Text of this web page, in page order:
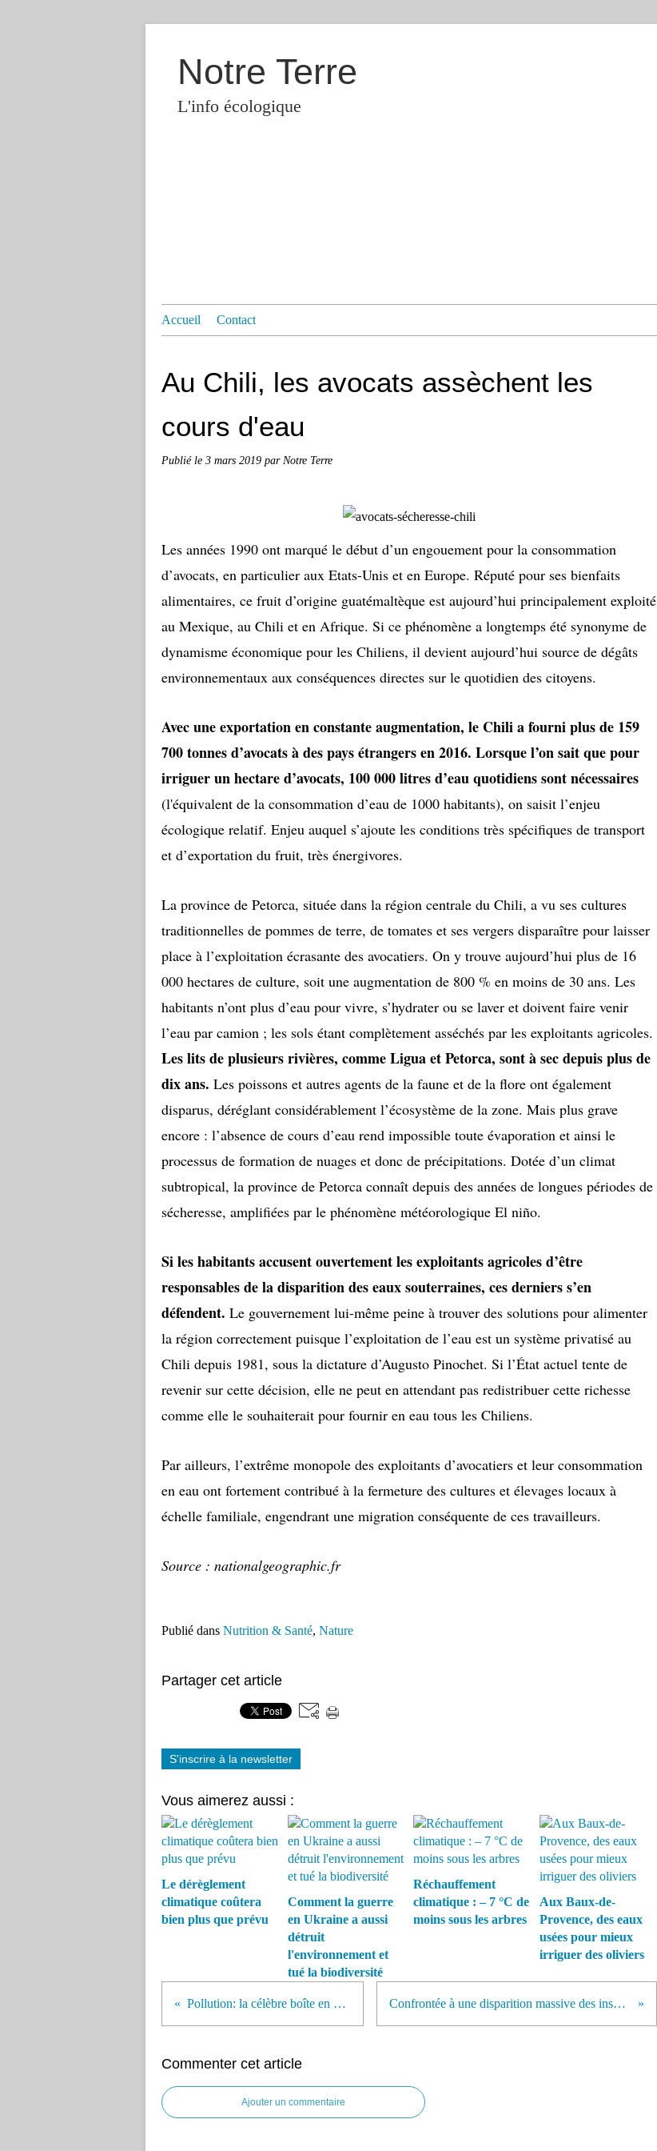
Notre Terre
L'info écologique
Accueil Contact
Au Chili, les avocats assèchent les
cours d'eau
Publié le 3 mars 2019 par Notre Terre
Les années 1990 ont marqué le début d’un engouement pour la consommation
d’avocats, en particulier aux Etats-Unis et en Europe. Réputé pour ses bienfaits
alimentaires, ce fruit d’origine guatémaltèque est aujourd’hui principalement exploité
au Mexique, au Chili et en Afrique. Si ce phénomène a longtemps été synonyme de
dynamisme économique pour les Chiliens, il devient aujourd’hui source de dégâts
environnementaux aux conséquences directes sur le quotidien des citoyens.
Avec une exportation en constante augmentation, le Chili a fourni plus de 159
700 tonnes d’avocats à des pays étrangers en 2016. Lorsque l’on sait que pour
irriguer un hectare d’avocats, 100 000 litres d’eau quotidiens sont nécessaires
(l'équivalent de la consommation d’eau de 1000 habitants), on saisit l’enjeu
écologique relatif. Enjeu auquel s’ajoute les conditions très spécifiques de transport
et d’exportation du fruit, très énergivores.
La province de Petorca, située dans la région centrale du Chili, a vu ses cultures
traditionnelles de pommes de terre, de tomates et ses vergers disparaître pour laisser
place à l’exploitation écrasante des avocatiers. On y trouve aujourd’hui plus de 16
000 hectares de culture, soit une augmentation de 800 % en moins de 30 ans. Les
habitants n’ont plus d’eau pour vivre, s’hydrater ou se laver et doivent faire venir
l’eau par camion ; les sols étant complètement asséchés par les exploitants agricoles.
Les lits de plusieurs rivières, comme Ligua et Petorca, sont à sec depuis plus de
dix ans. Les poissons et autres agents de la faune et de la flore ont également
disparus, déréglant considérablement l’écosystème de la zone. Mais plus grave
encore : l’absence de cours d’eau rend impossible toute évaporation et ainsi le
processus de formation de nuages et donc de précipitations. Dotée d’un climat
subtropical, la province de Petorca connaît depuis des années de longues périodes de
sécheresse, amplifiées par le phénomène météorologique El niño.
Si les habitants accusent ouvertement les exploitants agricoles d’être
responsables de la disparition des eaux souterraines, ces derniers s’en
défendent. Le gouvernement lui-même peine à trouver des solutions pour alimenter
la région correctement puisque l’exploitation de l’eau est un système privatisé au
Chili depuis 1981, sous la dictature d’Augusto Pinochet. Si l’État actuel tente de
revenir sur cette décision, elle ne peut en attendant pas redistribuer cette richesse
comme elle le souhaiterait pour fournir en eau tous les Chiliens.
Par ailleurs, l’extrême monopole des exploitants d’avocatiers et leur consommation
en eau ont fortement contribué à la fermeture des cultures et élevages locaux à
échelle familiale, engendrant une migration conséquente de ces travailleurs.
Source : nationalgeographic.fr
Publié dans Nutrition & Santé, Nature
Partager cet article
S'inscrire à la newsletter
Vous aimerez aussi :
Le dérèglement
climatique coûtera
bien plus que prévu
Comment la guerre
en Ukraine a aussi
détruit
l'environnement et
tué la biodiversité
Réchauffement
climatique : – 7 °C de
moins sous les arbres
Aux Baux-de-
Provence, des eaux
usées pour mieux
irriguer des oliviers
Pollution: la célèbre boîte en plastique jaune de Nesquik, c'est fini Confrontée à une disparition massive des insectes, l'Allemagne prépare une loi pour les protéger
Commenter cet article
Ajouter un commentaire